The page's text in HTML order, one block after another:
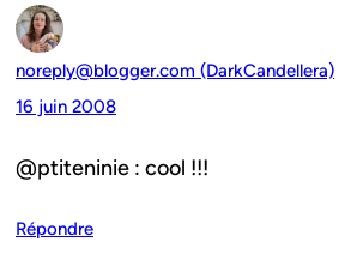
noreply@blogger.com (DarkCandellera)
16 juin 2008
@ptiteninie : cool !!!
Répondre